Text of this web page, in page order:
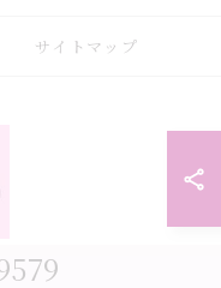
サイトマップ